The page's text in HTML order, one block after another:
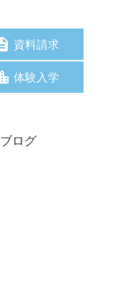
資料請求
体験入学
ブログ